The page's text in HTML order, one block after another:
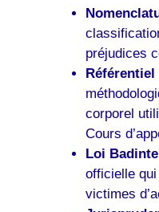
préjudices
corporel
Cours
Loi
officielle qui
victimes